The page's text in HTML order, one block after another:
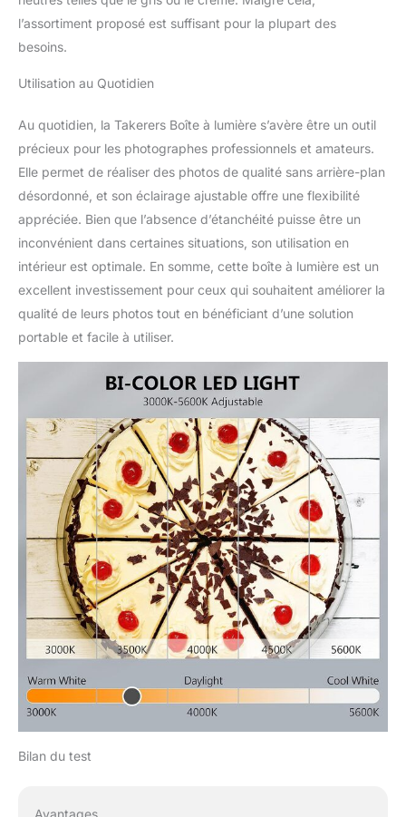
en une minute. Les
poches sur la boîte à
Convient pour les
appareils photo et les
LED de qualité supérieure
sans stroboscope
rendent la prise de vue
plus professionnelle et
de clignoter. Aucune
compétence technique,
aucun appareil limité. La
photographier des
bijoux, des jouets, des
cadeaux, des travaux
manuels et d'autres
produits
l’assortiment proposé est suffisant pour la plupart des
besoins.
Utilisation au Quotidien
Au quotidien, la Takerers Boîte à lumière s’avère être un outil
précieux pour les photographes professionnels et amateurs.
Elle permet de réaliser des photos de qualité sans arrière-plan
désordonné, et son éclairage ajustable offre une flexibilité
appréciée. Bien que l’absence d’étanchéité puisse être un
inconvénient dans certaines situations, son utilisation en
intérieur est optimale. En somme, cette boîte à lumière est un
excellent investissement pour ceux qui souhaitent améliorer la
qualité de leurs photos tout en bénéficiant d’une solution
portable et facile à utiliser.
Bilan du test
Avantages